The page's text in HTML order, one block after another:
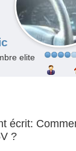
elite
écrit:
?